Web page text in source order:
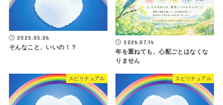
2025.05.06
そんなこと、いいの！？
2026.07.14
年を重ねても、心配ごとはなくな
りません
スピリチュアル スピリチュアル